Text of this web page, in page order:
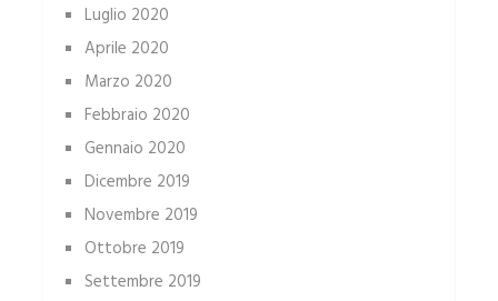
Luglio 2020
Aprile 2020
Marzo 2020
Febbraio 2020
Gennaio 2020
Dicembre 2019
Novembre 2019
Ottobre 2019
Settembre 2019